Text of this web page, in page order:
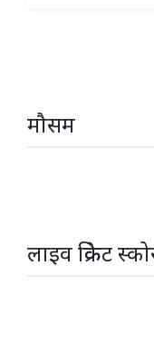
मौसम
लाइव क्रिकेट